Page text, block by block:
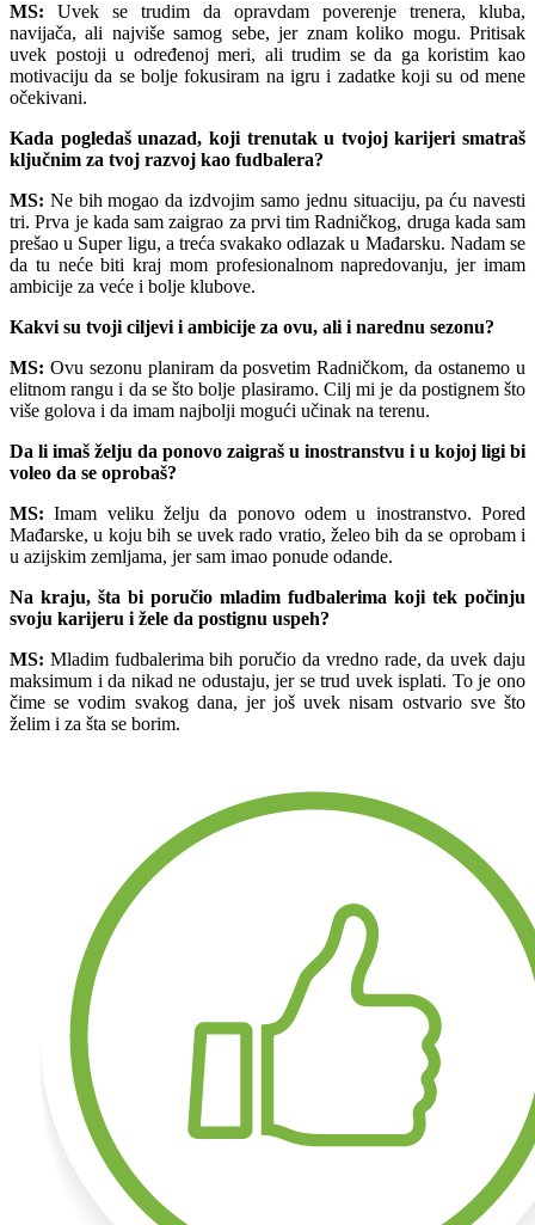
MS: Uvek se trudim da opravdam poverenje trenera, kluba,
navijača, ali najviše samog sebe, jer znam koliko mogu. Pritisak
uvek postoji u određenoj meri, ali trudim se da ga koristim kao
motivaciju da se bolje fokusiram na igru i zadatke koji su od mene
očekivani.
Kada pogledaš unazad, koji trenutak u tvojoj karijeri smatraš
ključnim za tvoj razvoj kao fudbalera?
MS: Ne bih mogao da izdvojim samo jednu situaciju, pa ću navesti
tri. Prva je kada sam zaigrao za prvi tim Radničkog, druga kada sam
prešao u Super ligu, a treća svakako odlazak u Mađarsku. Nadam se
da tu neće biti kraj mom profesionalnom napredovanju, jer imam
ambicije za veće i bolje klubove.
Kakvi su tvoji ciljevi i ambicije za ovu, ali i narednu sezonu?
MS: Ovu sezonu planiram da posvetim Radničkom, da ostanemo u
elitnom rangu i da se što bolje plasiramo. Cilj mi je da postignem što
više golova i da imam najbolji mogući učinak na terenu.
Da li imaš želju da ponovo zaigraš u inostranstvu i u kojoj ligi bi
voleo da se oprobaš?
MS: Imam veliku želju da ponovo odem u inostranstvo. Pored
Mađarske, u koju bih se uvek rado vratio, želeo bih da se oprobam i
u azijskim zemljama, jer sam imao ponude odande.
Na kraju, šta bi poručio mladim fudbalerima koji tek počinju
svoju karijeru i žele da postignu uspeh?
MS: Mladim fudbalerima bih poručio da vredno rade, da uvek daju
maksimum i da nikad ne odustaju, jer se trud uvek isplati. To je ono
čime se vodim svakog dana, jer još uvek nisam ostvario sve što
želim i za šta se borim.